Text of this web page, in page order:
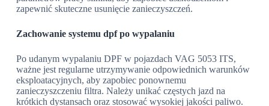
zapewnić skuteczne usunięcie zanieczyszczeń.
Zachowanie systemu dpf po wypalaniu
Po udanym wypalaniu DPF w pojazdach VAG 5053 ITS,
ważne jest regularne utrzymywanie odpowiednich warunków
eksploatacyjnych, aby zapobiec ponownemu
zanieczyszczeniu filtra. Należy unikać częstych jazd na
krótkich dystansach oraz stosować wysokiej jakości paliwo.